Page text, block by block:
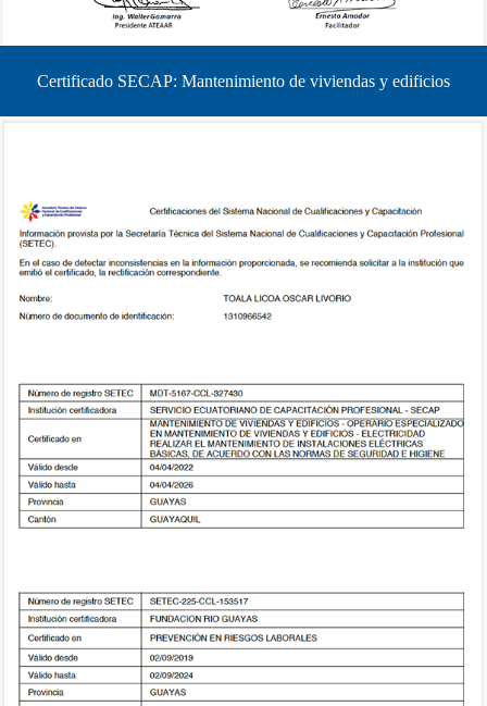
Certificado SECAP: Mantenimiento de viviendas y edificios